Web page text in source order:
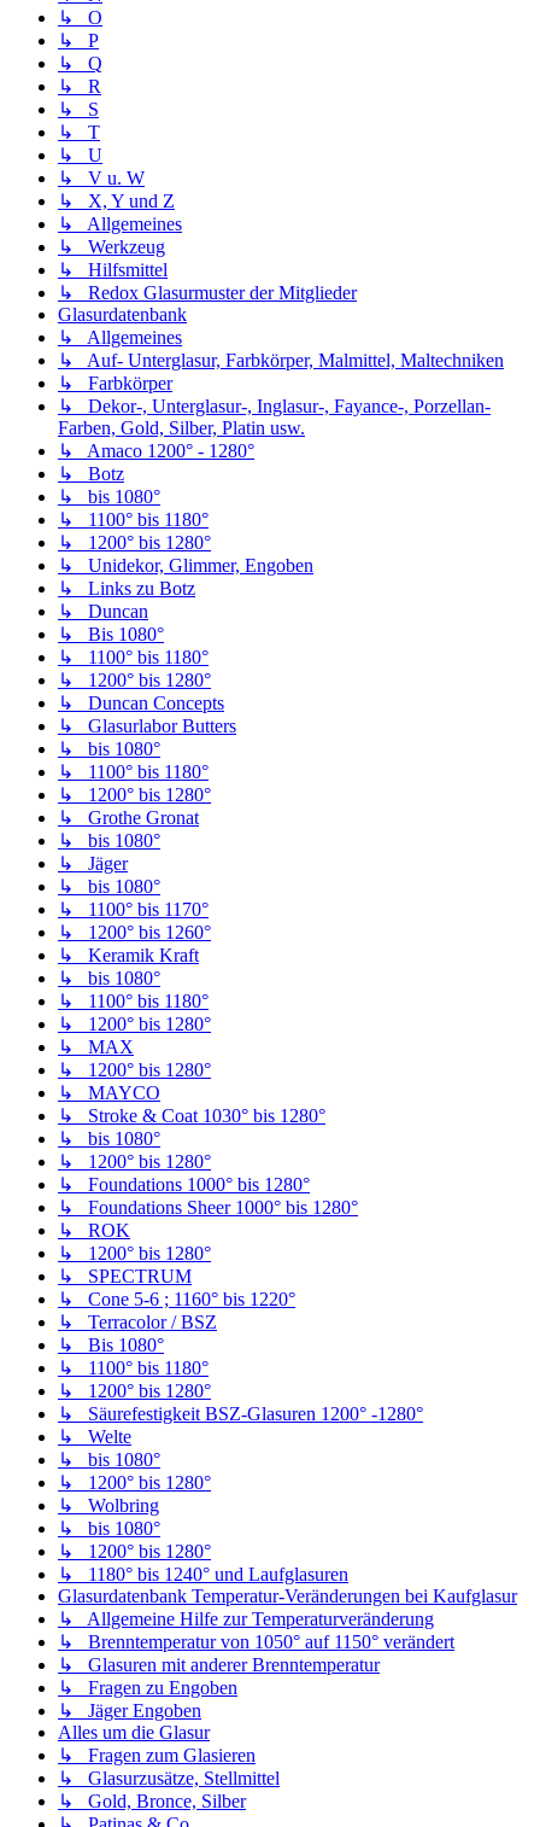
↳ O
↳ P
↳ Q
↳ R
↳ S
↳ T
↳ U
↳ V u. W
↳ X, Y und Z
↳ Allgemeines
↳ Werkzeug
↳ Hilfsmittel
↳ Redox Glasurmuster der Mitglieder
Glasurdatenbank
↳ Allgemeines
↳ Auf- Unterglasur, Farbkörper, Malmittel, Maltechniken
↳ Farbkörper
↳ Dekor-, Unterglasur-, Inglasur-, Fayance-, Porzellan-
Farben, Gold, Silber, Platin usw.
↳ Amaco 1200° - 1280°
↳ Botz
↳ bis 1080°
↳ 1100° bis 1180°
↳ 1200° bis 1280°
↳ Unidekor, Glimmer, Engoben
↳ Links zu Botz
↳ Duncan
↳ Bis 1080°
↳ 1100° bis 1180°
↳ 1200° bis 1280°
↳ Duncan Concepts
↳ Glasurlabor Butters
↳ bis 1080°
↳ 1100° bis 1180°
↳ 1200° bis 1280°
↳ Grothe Gronat
↳ bis 1080°
↳ Jäger
↳ bis 1080°
↳ 1100° bis 1170°
↳ 1200° bis 1260°
↳ Keramik Kraft
↳ bis 1080°
↳ 1100° bis 1180°
↳ 1200° bis 1280°
↳ MAX
↳ 1200° bis 1280°
↳ MAYCO
↳ Stroke & Coat 1030° bis 1280°
↳ bis 1080°
↳ 1200° bis 1280°
↳ Foundations 1000° bis 1280°
↳ Foundations Sheer 1000° bis 1280°
↳ ROK
↳ 1200° bis 1280°
↳ SPECTRUM
↳ Cone 5-6 ; 1160° bis 1220°
↳ Terracolor / BSZ
↳ Bis 1080°
↳ 1100° bis 1180°
↳ 1200° bis 1280°
↳ Säurefestigkeit BSZ-Glasuren 1200° -1280°
↳ Welte
↳ bis 1080°
↳ 1200° bis 1280°
↳ Wolbring
↳ bis 1080°
↳ 1200° bis 1280°
↳ 1180° bis 1240° und Laufglasuren
Glasurdatenbank Temperatur-Veränderungen bei Kaufglasur
↳ Allgemeine Hilfe zur Temperaturveränderung
↳ Brenntemperatur von 1050° auf 1150° verändert
↳ Glasuren mit anderer Brenntemperatur
↳ Fragen zu Engoben
↳ Jäger Engoben
Alles um die Glasur
↳ Fragen zum Glasieren
↳ Glasurzusätze, Stellmittel
↳ Gold, Bronce, Silber